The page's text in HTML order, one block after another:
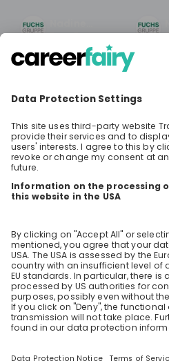
Hasenkrug
FromFuchs
💼 Jobs
Trainee-
der Fuchs
Gruppe!
dem
der